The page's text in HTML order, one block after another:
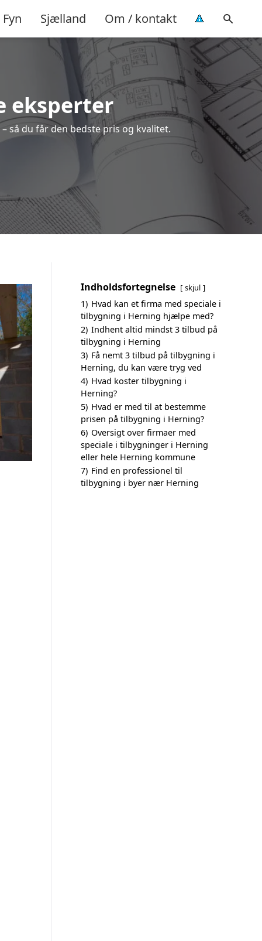
Fyn Sjælland Om / kontakt
eksperter
så du får den bedste pris og kvalitet.
Indholdsfortegnelse skjul
1) Hvad kan et firma med speciale i
tilbygning i Herning hjælpe med?
2) Indhent altid mindst 3 tilbud på
tilbygning i Herning
3) Få nemt 3 tilbud på tilbygning i
Herning, du kan være tryg ved
4) Hvad koster tilbygning i
Herning?
5) Hvad er med til at bestemme
prisen på tilbygning i Herning?
6) Oversigt over firmaer med
speciale i tilbygninger i Herning
eller hele Herning kommune
7) Find en professionel til
tilbygning i byer nær Herning